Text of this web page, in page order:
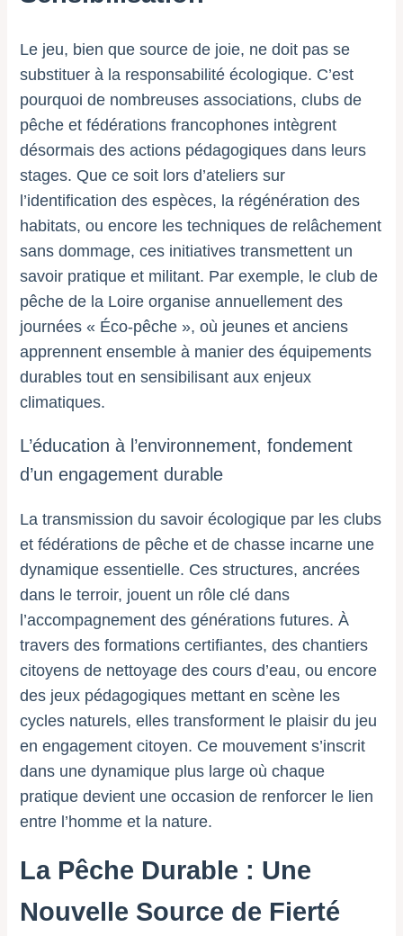
Le jeu, bien que source de joie, ne doit pas se
substituer à la responsabilité écologique. C’est
pourquoi de nombreuses associations, clubs de
pêche et fédérations francophones intègrent
désormais des actions pédagogiques dans leurs
stages. Que ce soit lors d’ateliers sur
l’identification des espèces, la régénération des
habitats, ou encore les techniques de relâchement
sans dommage, ces initiatives transmettent un
savoir pratique et militant. Par exemple, le club de
pêche de la Loire organise annuellement des
journées « Éco-pêche », où jeunes et anciens
apprennent ensemble à manier des équipements
durables tout en sensibilisant aux enjeux
climatiques.
L’éducation à l’environnement, fondement
d’un engagement durable
La transmission du savoir écologique par les clubs
et fédérations de pêche et de chasse incarne une
dynamique essentielle. Ces structures, ancrées
dans le terroir, jouent un rôle clé dans
l’accompagnement des générations futures. À
travers des formations certifiantes, des chantiers
citoyens de nettoyage des cours d’eau, ou encore
des jeux pédagogiques mettant en scène les
cycles naturels, elles transforment le plaisir du jeu
en engagement citoyen. Ce mouvement s’inscrit
dans une dynamique plus large où chaque
pratique devient une occasion de renforcer le lien
entre l’homme et la nature.
La Pêche Durable : Une
Nouvelle Source de Fierté